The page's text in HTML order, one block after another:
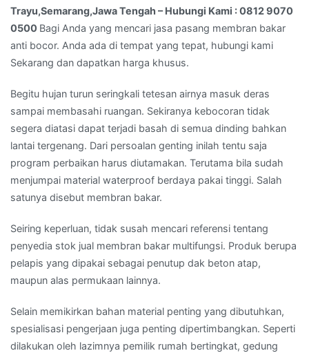
Hubungi
Kami
:
0812
0500
Trayu,Semarang,Jawa Tengah – Hubungi Kami : 0812 9070
0500 Bagi Anda yang mencari jasa pasang membran bakar
anti bocor. Anda ada di tempat yang tepat, hubungi kami
Sekarang dan dapatkan harga khusus.
Begitu hujan turun seringkali tetesan airnya masuk deras
sampai membasahi ruangan. Sekiranya kebocoran tidak
segera diatasi dapat terjadi basah di semua dinding bahkan
lantai tergenang. Dari persoalan genting inilah tentu saja
program perbaikan harus diutamakan. Terutama bila sudah
menjumpai material waterproof berdaya pakai tinggi. Salah
satunya disebut membran bakar.
Seiring keperluan, tidak susah mencari referensi tentang
penyedia stok jual membran bakar multifungsi. Produk berupa
pelapis yang dipakai sebagai penutup dak beton atap,
maupun alas permukaan lainnya.
Selain memikirkan bahan material penting yang dibutuhkan,
spesialisasi pengerjaan juga penting dipertimbangkan. Seperti
dilakukan oleh lazimnya pemilik rumah bertingkat, gedung